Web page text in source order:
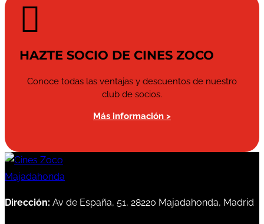

HAZTE SOCIO DE CINES ZOCO
Conoce todas las ventajas y descuentos de nuestro
club de socios.
Más información >
Dirección: Av de España, 51, 28220 Majadahonda, Madrid